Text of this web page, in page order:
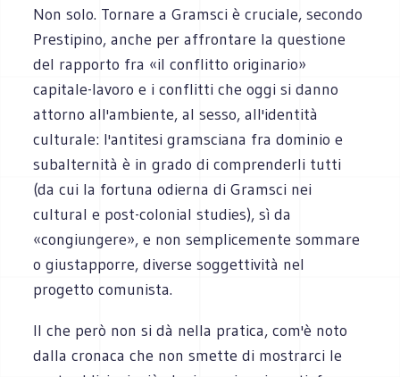
Non solo. Tornare a Gramsci è cruciale, secondo
Prestipino, anche per affrontare la questione
del rapporto fra «il conflitto originario»
capitale-lavoro e i conflitti che oggi si danno
attorno all'ambiente, al sesso, all'identità
culturale: l'antitesi gramsciana fra dominio e
subalternità è in grado di comprenderli tutti
(da cui la fortuna odierna di Gramsci nei
cultural e post-colonial studies), sì da
«congiungere», e non semplicemente sommare
o giustapporre, diverse soggettività nel
progetto comunista.
Il che però non si dà nella pratica, com'è noto
dalla cronaca che non smette di mostrarci le